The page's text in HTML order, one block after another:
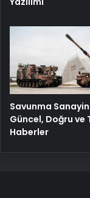
Savunma
Güncel, Doğru ve
Haberler